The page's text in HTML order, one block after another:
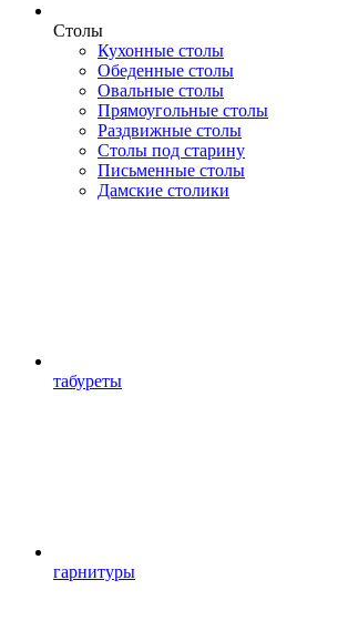
Столы
Кухонные столы
Обеденные столы
Овальные столы
Прямоугольные столы
Раздвижные столы
Столы под старину
Письменные столы
Дамские столики
табуреты
гарнитуры